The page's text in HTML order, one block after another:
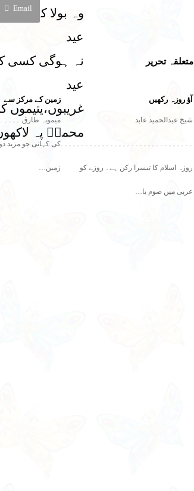
وہ بولا کہ
عید
نہ ہوگی کسی
عید
غریبوں،یتیموں
محمدؐ پہ
Email
متعلقہ تحریر
زمین کے مرکز سے
میمونہ طارق
کی کہانی جو مزید
زمین…
آؤ روزہ رکھیں
شیخ عبدالحمید عابد
روزہ اسلام کا تیسرا رکن ہے۔ روزے کو
عربی میں صوم یا…